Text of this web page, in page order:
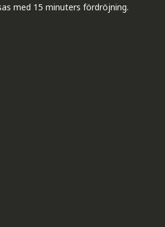
med 15 minuters fördröjning.